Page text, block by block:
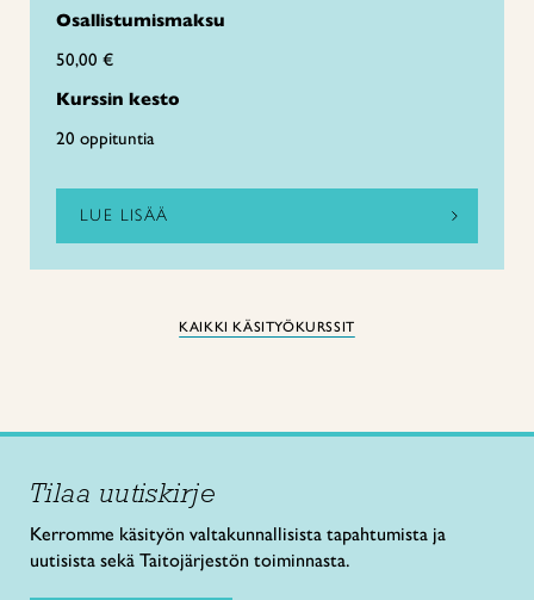
Osallistumismaksu
50,00 €
Kurssin kesto
20 oppituntia
LUE LISÄÄ
KAIKKI KÄSITYÖKURSSIT
Tilaa uutiskirje
Kerromme käsityön valtakunnallisista tapahtumista ja
uutisista sekä Taitojärjestön toiminnasta.